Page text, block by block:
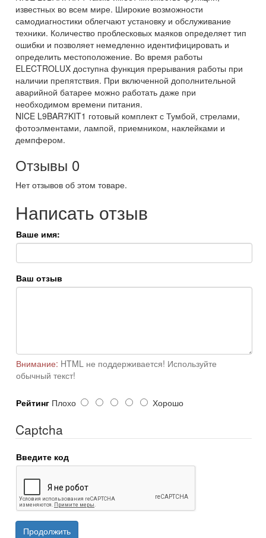
известных во всем мире. Широкие возможности
самодиагностики облегчают установку и обслуживание
техники. Количество проблесковых маяков определяет тип
ошибки и позволяет немедленно идентифицировать и
определить местоположение. Во время работы
ELECTROLUX доступна функция прерывания работы при
наличии препятствия. При включенной дополнительной
аварийной батарее можно работать даже при
необходимом времени питания.
NICE L9BAR7KIT1 готовый комплект с Тумбой, стрелами,
фотоэлментами, лампой, приемником, наклейками и
демпфером.
Отзывы 0
Нет отзывов об этом товаре.
Написать отзыв
Ваше имя:
Ваш отзыв
Внимание: HTML не поддерживается! Используйте
обычный текст!
Рейтинг Плохо Хорошо
Captcha
Введите код
Продолжить